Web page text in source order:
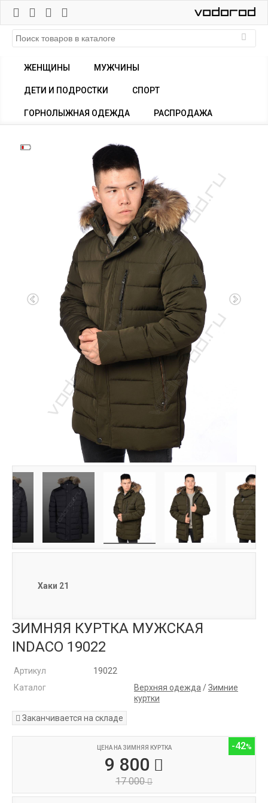
ЖЕНЩИНЫ МУЖЧИНЫ
ДЕТИ И ПОДРОСТКИ СПОРТ
ГОРНОЛЫЖНАЯ ОДЕЖДА РАСПРОДАЖА
Хаки 21
ЗИМНЯЯ КУРТКА МУЖСКАЯ
INDACO 19022
Артикул
19022
Каталог
Верхняя одежда /Зимние
куртки
Заканчивается на складе
-42
ЦЕНА НА ЗИМНЯЯ КУРТКА
9 800
17 000